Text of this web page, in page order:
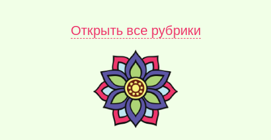
Открыть все рубрики